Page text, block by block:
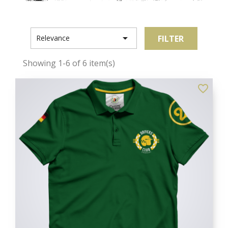
Relevance  FILTER
Showing 1-6 of 6 item(s)
favorite_border